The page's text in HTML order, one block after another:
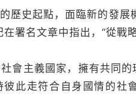
史起點，面臨新的發展
署名文章中指出，“從戰
主義國家，擁有共同的
彼此走符合自身國情的社